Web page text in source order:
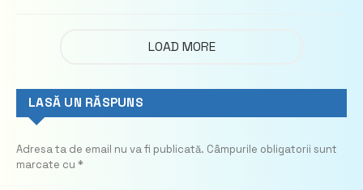
LOAD MORE
LASĂ UN RĂSPUNS
Adresa ta de email nu va fi publicată. Câmpurile obligatorii sunt
marcate cu *